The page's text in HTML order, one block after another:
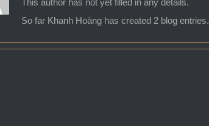
This author has not yet filled in any details.
So far Khanh Hoàng has created 2 blog entries.